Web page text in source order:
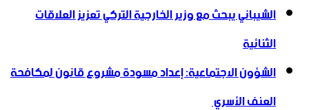
الشيباني يبحث مع وزير الخارجية التركي تعزيز العلاقات
الثنائية
الشؤون الاجتماعية: إعداد مسودة مشروع قانون لمكافحة
العنف الأسري ‏